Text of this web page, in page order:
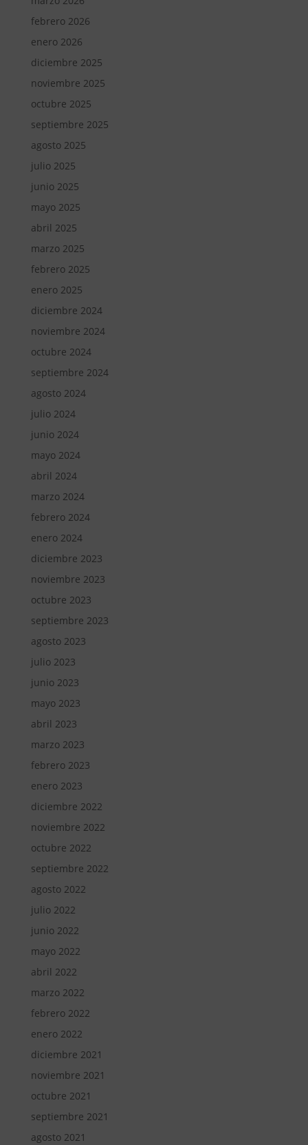
febrero 2026
enero 2026
diciembre 2025
noviembre 2025
octubre 2025
septiembre 2025
agosto 2025
julio 2025
junio 2025
mayo 2025
abril 2025
marzo 2025
febrero 2025
enero 2025
diciembre 2024
noviembre 2024
octubre 2024
septiembre 2024
agosto 2024
julio 2024
junio 2024
mayo 2024
abril 2024
marzo 2024
febrero 2024
enero 2024
diciembre 2023
noviembre 2023
octubre 2023
septiembre 2023
agosto 2023
julio 2023
junio 2023
mayo 2023
abril 2023
marzo 2023
febrero 2023
enero 2023
diciembre 2022
noviembre 2022
octubre 2022
septiembre 2022
agosto 2022
julio 2022
junio 2022
mayo 2022
abril 2022
marzo 2022
febrero 2022
enero 2022
diciembre 2021
noviembre 2021
octubre 2021
septiembre 2021
agosto 2021